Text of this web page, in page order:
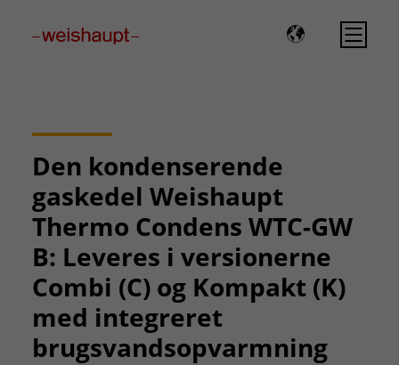
Den kondenserende
gaskedel Weishaupt
Thermo Condens WTC-GW
B: Leveres i versionerne
Combi (C) og Kompakt (K)
med integreret
brugsvandsopvarmning